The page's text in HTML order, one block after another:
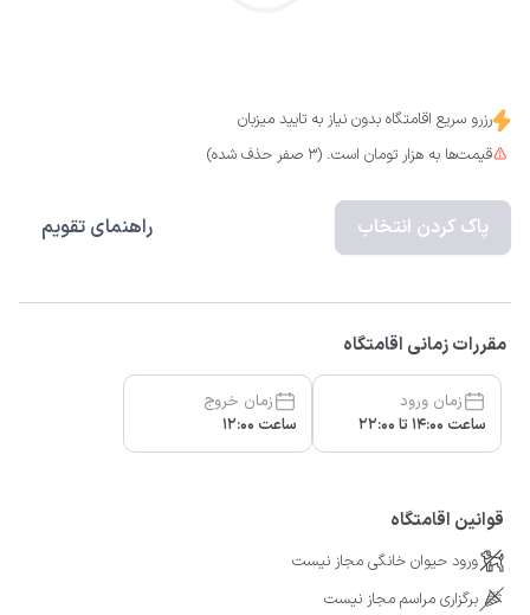
رزرو سریع اقامتگاه بدون نیاز به تایید میزبان
قیمت‌ها به هزار تومان است. (3 صفر حذف شده)
پاک کردن انتخاب راهنمای تقویم
مقررات زمانی اقامتگاه
زمان ورود
ساعت 14:00 تا 22:00
زمان خروج
ساعت 12:00
قوانین اقامتگاه
ورود حیوان خانگی مجاز نیست
برگزاری مراسم مجاز نیست